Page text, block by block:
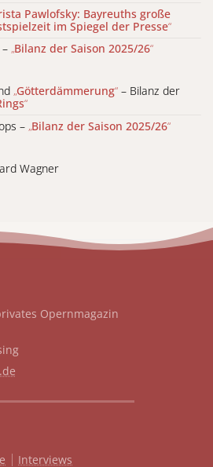
Pawlofsky: Bayreuths große
im Spiegel der Presse“
„Bilanz der Saison 2025/26“
„Götterdämmerung“ – Bilanz der
“
– „Bilanz der Saison 2025/26“
Wagner
Opernmagazin
Interviews